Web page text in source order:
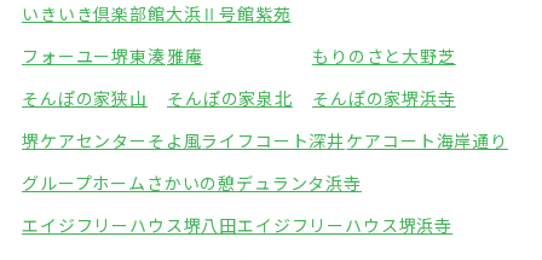
いきいき倶楽部館大浜Ⅱ号館紫苑
フォーユー堺東湊雅庵
もりのさと大野芝
そんぽの家狭山
そんぽの家泉北
そんぽの家堺浜寺
堺ケアセンターそよ風ライフコート深井ケアコート海岸通り
グループホームさかいの憩デュランタ浜寺
エイジフリーハウス堺八田エイジフリーハウス堺浜寺